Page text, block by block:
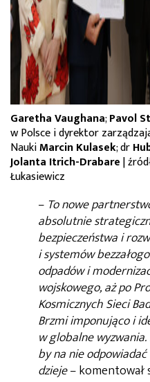
Garetha Vaughana;Pavol
w Polsce i dyrektor
NaukiMarcin Kulasek; dr
Jolanta Itrich-Drabare|
Łukasiewicz
– To nowe
absolutnie
bezpieczeństwa i
i systemów
odpadów i
wojskowego, aż po
Kosmicznych Sieci
Brzmi imponująco i
w globalne
by na nie
dzieje– komentował